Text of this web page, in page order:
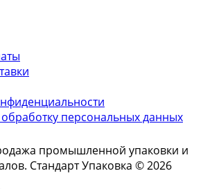
персональных данных
промышленной упаковки и
Стандарт Упаковка © 2026